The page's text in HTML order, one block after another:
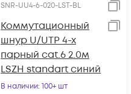
SNR-UU4-6-020-LST-BL
Коммутационный
шнур U/UTP 4-х
парный cat.6 2.0м
LSZH standart синий
В наличии: 100+ шт